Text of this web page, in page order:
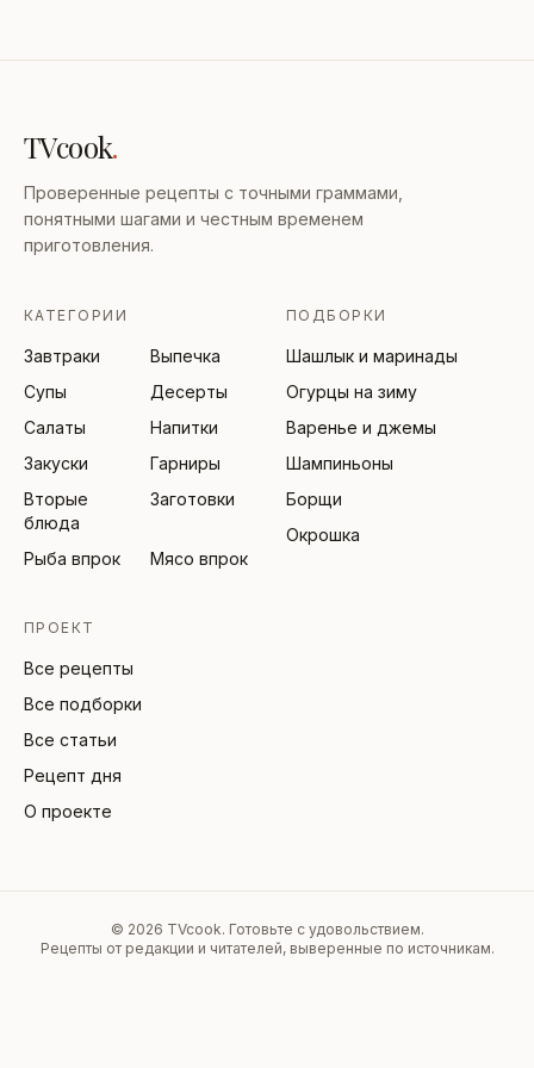
TVcook.
Проверенные рецепты с точными граммами,
понятными шагами и честным временем
приготовления.
КАТЕГОРИИ
Завтраки
Выпечка
Супы
Десерты
Салаты
Напитки
Закуски
Гарниры
Вторые
блюда
Заготовки
Рыба впрок Мясо впрок
ПОДБОРКИ
Шашлык и маринады
Огурцы на зиму
Варенье и джемы
Шампиньоны
Борщи
Окрошка
ПРОЕКТ
Все рецепты
Все подборки
Все статьи
Рецепт дня
О проекте
© 2026 TVcook. Готовьте с удовольствием.
Рецепты от редакции и читателей, выверенные по источникам.